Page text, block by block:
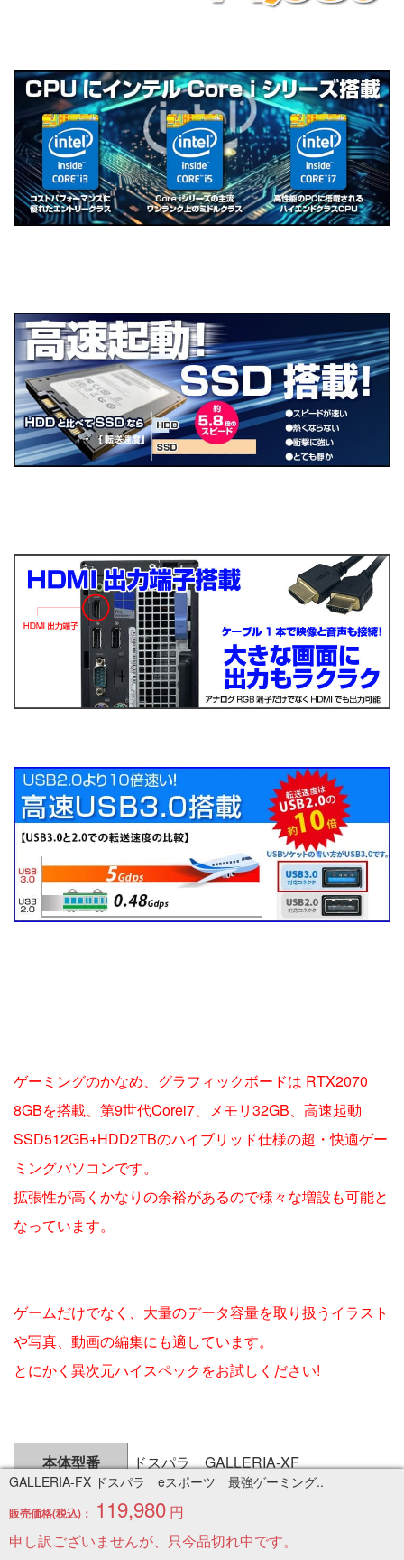
ゲーミングのかなめ、グラフィックボードは RTX2070
8GBを搭載、第9世代Corei7、メモリ32GB、高速起動
SSD512GB+HDD2TBのハイブリッド仕様の超・快適ゲー
ミングパソコンです。
拡張性が高くかなりの余裕があるので様々な増設も可能と
なっています。
ゲームだけでなく、大量のデータ容量を取り扱うイラスト
や写真、動画の編集にも適しています。
とにかく異次元ハイスペックをお試しください!
本体型番
ドスパラ GALLERIA-XF
Corei7 9700K 3.6GHz
メモリ
32GB
GALLERIA-FX ドスパラ eスポーツ 最強ゲーミング..
販売価格(税込)： 119,980 円
申し訳ございませんが、只今品切れ中です。